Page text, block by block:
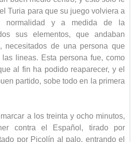
Turia para que su juego volviera a
normalidad y a medida de la
sus elementos, que andaban
necesitados de una persona que
las lineas. Esta persona fue, como
al fin ha podido reaparecer, y el
partido, sobe todo en la primera
a los treinta y ocho minutos,
contra el Español, tirado por
por Picolín al palo, entrando el